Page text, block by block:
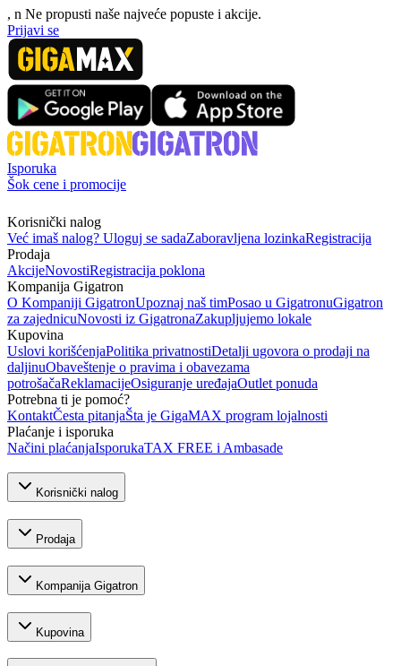
, n Ne propusti naše najveće popuste i akcije.
Prijavi se
Isporuka
Šok cene i promocije
Korisnički nalog
Već imaš nalog? Uloguj se sadaZaboravljena lozinkaRegistracija
Prodaja
AkcijeNovostiRegistracija poklona
Kompanija Gigatron
O Kompaniji GigatronUpoznaj naš timPosao u GigatronuGigatron
za zajednicuNovosti iz GigatronaZakupljujemo lokale
Kupovina
Uslovi korišćenjaPolitika privatnostiDetalji ugovora o prodaji na
daljinuObaveštenje o pravima i obavezama
potrošačaReklamacijeOsiguranje uređajaOutlet ponuda
Potrebna ti je pomoć?
KontaktČesta pitanjaŠta je GigaMAX program lojalnosti
Plaćanje i isporuka
Načini plaćanjaIsporukaTAX FREE i Ambasade
Korisnički nalog
Prodaja
Kompanija Gigatron
Kupovina